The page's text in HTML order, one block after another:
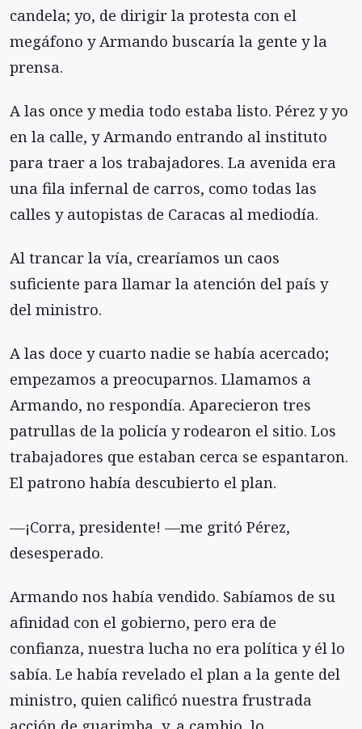
candela; yo, de dirigir la protesta con el
megáfono y Armando buscaría la gente y la
prensa.
A las once y media todo estaba listo. Pérez y yo
en la calle, y Armando entrando al instituto
para traer a los trabajadores. La avenida era
una fila infernal de carros, como todas las
calles y autopistas de Caracas al mediodía.
Al trancar la vía, crearíamos un caos
suficiente para llamar la atención del país y
del ministro.
A las doce y cuarto nadie se había acercado;
empezamos a preocuparnos. Llamamos a
Armando, no respondía. Aparecieron tres
patrullas de la policía y rodearon el sitio. Los
trabajadores que estaban cerca se espantaron.
El patrono había descubierto el plan.
—¡Corra, presidente! —me gritó Pérez,
desesperado.
Armando nos había vendido. Sabíamos de su
afinidad con el gobierno, pero era de
confianza, nuestra lucha no era política y él lo
sabía. Le había revelado el plan a la gente del
ministro, quien calificó nuestra frustrada